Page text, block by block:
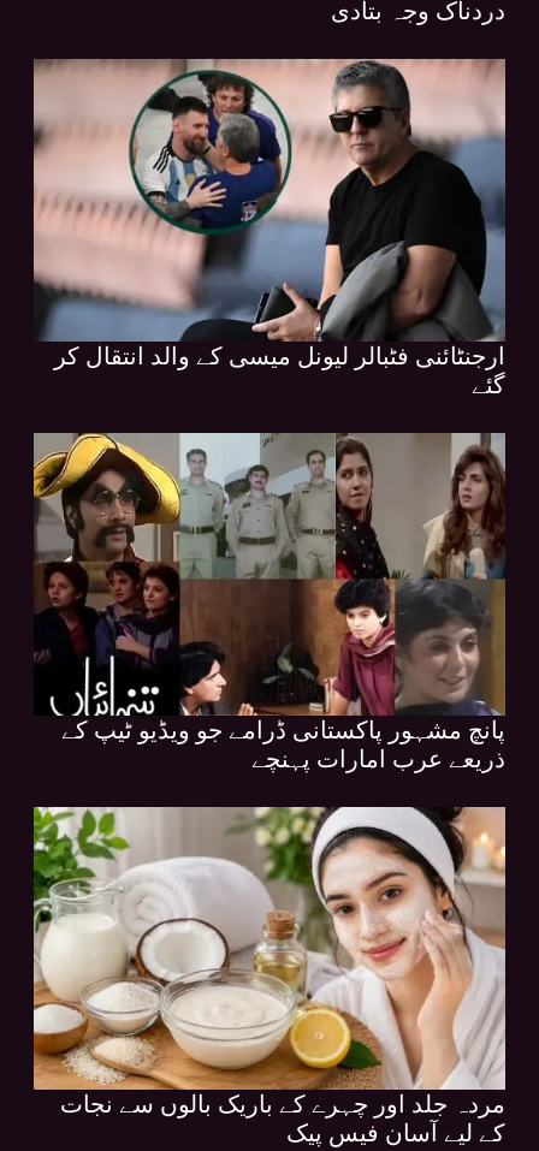
دردناک وجہ بتادی
ارجنٹائنی فٹبالر لیونل میسی کے والد انتقال کر
گئے
پانچ مشہور پاکستانی ڈرامے جو ویڈیو ٹیپ کے
ذریعے عرب امارات پہنچے
مردہ جلد اور چہرے کے باریک بالوں سے نجات
کے لیے آسان فیس پیک